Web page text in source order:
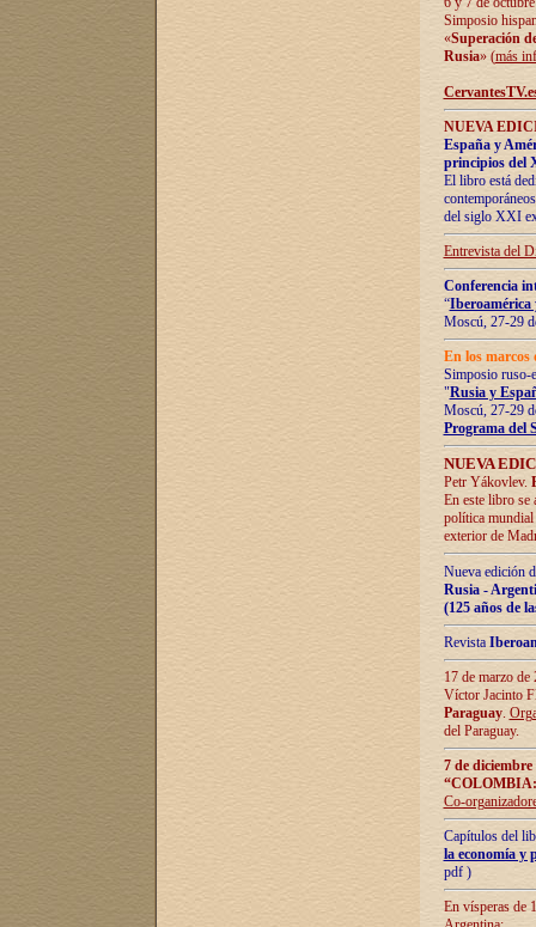
Simposio
«Superación
Rusia» (más
NUEVA
España y
principios del
El libro está
del siglo XXI
Entrevista del
Conferencia
“Iberoamérica
Moscú, 27-29
En los marcos
Simposio ruso-
"Rusia y
Moscú, 27-29
Programa del
NUEVA
Petr Yákovlev.
En este libro se
política mundial
exterior de
Nueva edición
Rusia -
(125 años de
Revista
17 de marzo
Víctor Jacinto
Paraguay.
del Paraguay.
7 de
Co-
Capítulos del
la economía y
pdf )
En vísperas de